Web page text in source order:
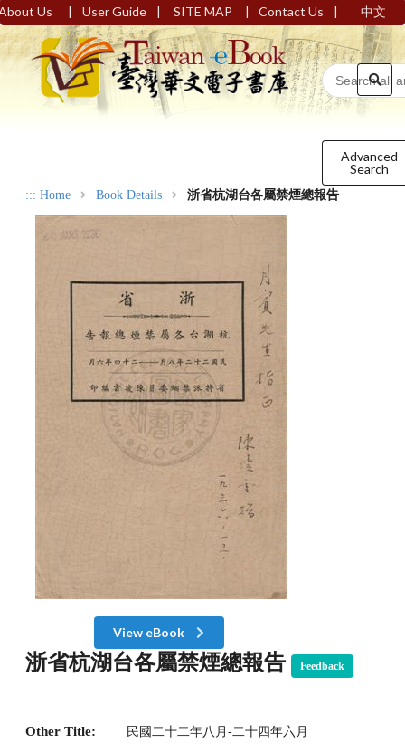
Us | User Guide | SITE MAP | Contact Us | 中文
Advanced
Search
::: Home Book Details 浙省杭湖台各屬禁煙總報告
View eBook
浙省杭湖台各屬禁煙總報告 Feedback
Other Title: 民國二十二年八月-二十四年六月